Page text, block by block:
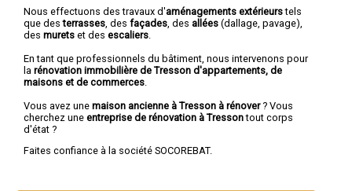
Nous effectuons des travaux d'aménagements extérieurstels
que desterrasses , des façades , des allées (dallage, pavage),
des murets et des escaliers
En tant que professionnels du bâtiment, nous intervenons pour
la rénovation immobilière de Tresson d'appartements, de
maisons et de commerces
Vous avez une maison ancienne à Tresson à rénover? Vous
cherchez une entreprise de rénovation à Tressontout corps
d'état ?
Faites confiance à la société SOCOREBAT.